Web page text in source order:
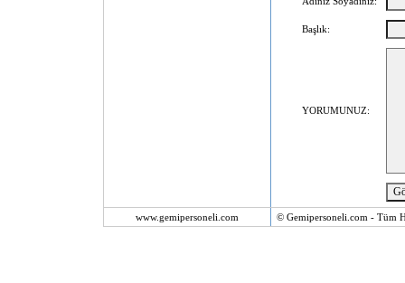
Başlık:
YORUMUNUZ:
www.gemipersoneli.com © Gemipersoneli.com - Tüm